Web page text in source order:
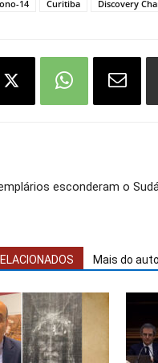
14 Curitiba Discovery
esconderam o
Mais do